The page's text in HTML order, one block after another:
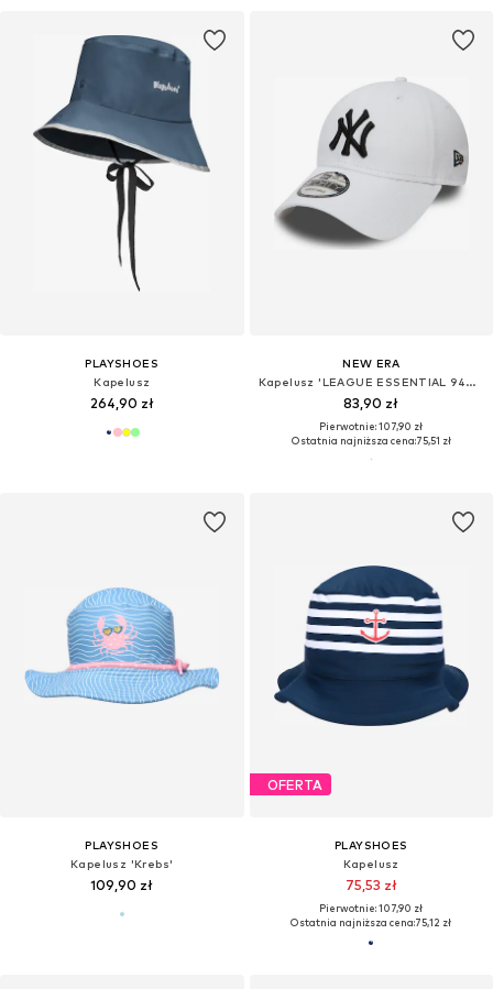
PLAYSHOES
Kapelusz
264,90 zł
NEW ERA
Kapelusz 'LEAGUE ESSENTIAL 940 NEYYAN'
83,90 zł
Pierwotnie: 107,90 zł
Ostatnia najniższa cena:75,51 zł
PLAYSHOES
Kapelusz 'Krebs'
109,90 zł
OFERTA
PLAYSHOES
Kapelusz
75,53 zł
Pierwotnie: 107,90 zł
Ostatnia najniższa cena:75,12 zł